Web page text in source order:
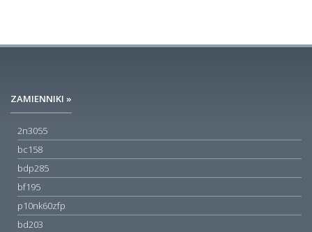
ZAMIENNIKI »
2n3055
bc158
bdp285
bf195
p10nk60zfp
bd203